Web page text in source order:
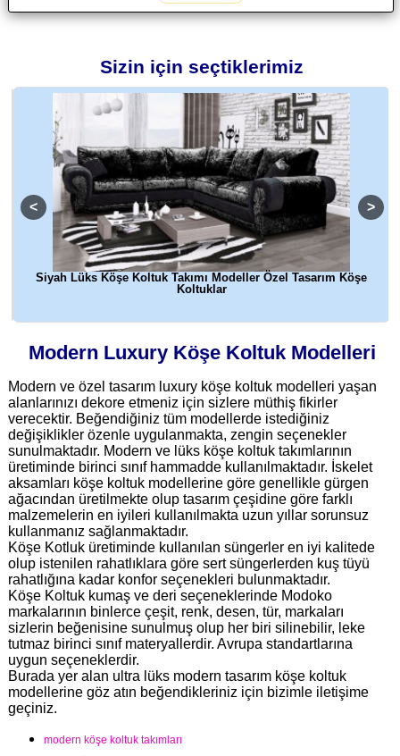
Sizin için seçtiklerimiz
Siyah Lüks Köşe Koltuk Takımı Modeller Özel Tasarım Köşe
Koltuklar
Modern Luxury Köşe Koltuk Modelleri
Modern ve özel tasarım luxury köşe koltuk modelleri yaşan
alanlarınızı dekore etmeniz için sizlere müthiş fikirler
verecektir. Beğendiğiniz tüm modellerde istediğiniz
değişiklikler özenle uygulanmakta, zengin seçenekler
sunulmaktadır. Modern ve lüks köşe koltuk takımlarının
üretiminde birinci sınıf hammadde kullanılmaktadır. İskelet
aksamları köşe koltuk modellerine göre genellikle gürgen
ağacından üretilmekte olup tasarım çeşidine göre farklı
malzemelerin en iyileri kullanılmakta uzun yıllar sorunsuz
kullanmanız sağlanmaktadır.
Köşe Kotluk üretiminde kullanılan süngerler en iyi kalitede
olup istenilen rahatlıklara göre sert süngerlerden kuş tüyü
rahatlığına kadar konfor seçenekleri bulunmaktadır.
Köşe Koltuk kumaş ve deri seçeneklerinde Modoko
markalarının binlerce çeşit, renk, desen, tür, markaları
sizlerin beğenisine sunulmuş olup her biri silinebilir, leke
tutmaz birinci sınıf materyallerdir. Avrupa standartlarına
uygun seçeneklerdir.
Burada yer alan ultra lüks modern tasarım köşe koltuk
modellerine göz atın beğendikleriniz için bizimle iletişime
geçiniz.
modern köşe koltuk takımları